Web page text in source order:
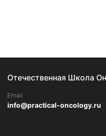
Отечественная Школа
Email
info@practical-oncology.ru